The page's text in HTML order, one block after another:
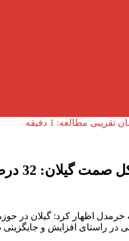
تقریبی مطالعه: 1 دقیقه
معادن در گیلان دریافت شد
در راستای افزایش و